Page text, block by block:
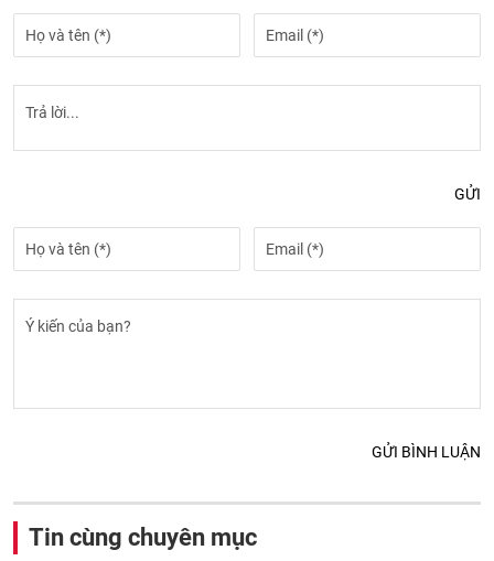
GỬI
GỬI BÌNH LUẬN
Tin cùng chuyên mục